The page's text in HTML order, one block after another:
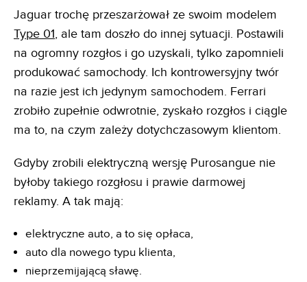
Jaguar trochę przeszarżował ze swoim modelem
Type 01, ale tam doszło do innej sytuacji. Postawili
na ogromny rozgłos i go uzyskali, tylko zapomnieli
produkować samochody. Ich kontrowersyjny twór
na razie jest ich jedynym samochodem. Ferrari
zrobiło zupełnie odwrotnie, zyskało rozgłos i ciągle
ma to, na czym zależy dotychczasowym klientom.
Gdyby zrobili elektryczną wersję Purosangue nie
byłoby takiego rozgłosu i prawie darmowej
reklamy. A tak mają:
elektryczne auto, a to się opłaca,
auto dla nowego typu klienta,
nieprzemijającą sławę.